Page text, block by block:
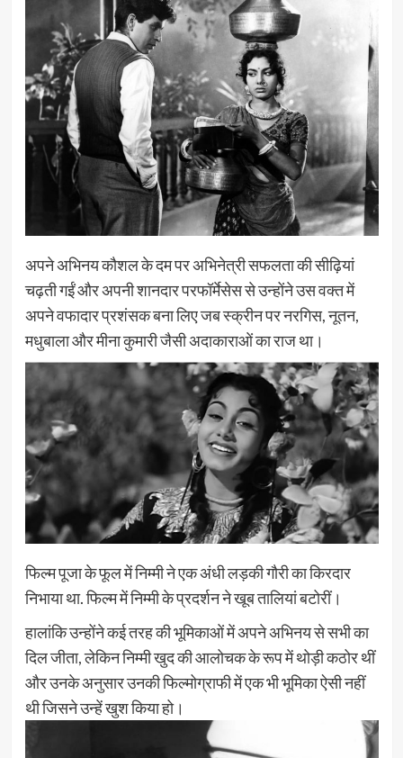
अपने अभिनय कौशल के दम पर अभिनेत्री सफलता की सीढ़ियां
चढ़ती गईं और अपनी शानदार परफॉर्मेसेस से उन्होंने उस वक्त में
अपने वफादार प्रशंसक बना लिए जब स्क्रीन पर नरगिस, नूतन,
मधुबाला और मीना कुमारी जैसी अदाकाराओं का राज था।
फिल्म पूजा के फूल में निम्मी ने एक अंधी लड़की गौरी का किरदार
निभाया था. फिल्म में निम्मी के प्रदर्शन ने खूब तालियां बटोरीं।
हालांकि उन्होंने कई तरह की भूमिकाओं में अपने अभिनय से सभी का
दिल जीता, लेकिन निम्मी खुद की आलोचक के रूप में थोड़ी कठोर थीं
और उनके अनुसार उनकी फिल्मोग्राफी में एक भी भूमिका ऐसी नहीं
थी जिसने उन्हें खुश किया हो।